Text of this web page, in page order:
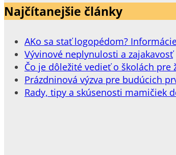
Najčítanejšie články
AKo sa stať logopédom?
Vývinové neplynulosti a zajakavosť
Čo je dôležité vedieť o školách
Prázdninová výzva pre budúcich
Rady, tipy a skúsenosti mamičiek